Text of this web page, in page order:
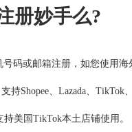
册妙手么?
码或邮箱注册，如您使用
支持Shopee、Lazada、TikTok
持美国TikTok本土店铺使用。